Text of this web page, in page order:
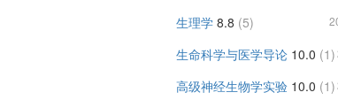
生理学 8.8 (5)
生命科学与医学导论 10.0 (1)
高级神经生物学实验 10.0 (1)